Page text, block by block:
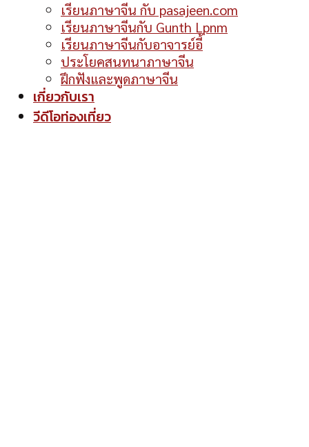
เรียนภาษาจีน กับ pasajeen.com
เรียนภาษาจีนกับ Gunth Lpnm
เรียนภาษาจีนกับอาจารย์อี้
ประโยคสนทนาภาษาจีน
ฝึกฟังและพูดภาษาจีน
เกี่ยวกับเรา
วีดีโอท่องเที่ยว